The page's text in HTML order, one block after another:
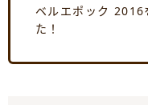
ベルエポック 2016
た！